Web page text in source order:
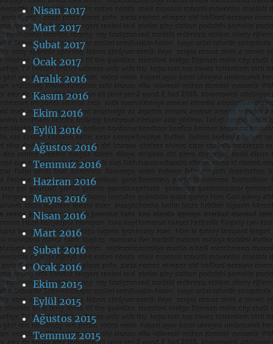
Nisan 2017
Mart 2017
Şubat 2017
Ocak 2017
Aralık 2016
Kasım 2016
Ekim 2016
Eylül 2016
Ağustos 2016
Temmuz 2016
Haziran 2016
Mayıs 2016
Nisan 2016
Mart 2016
Şubat 2016
Ocak 2016
Ekim 2015
Eylül 2015
Ağustos 2015
Temmuz 2015